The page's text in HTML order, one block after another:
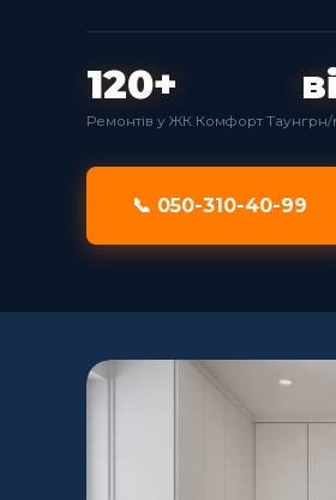
120+
Ремонтів у ЖК Комфорт Таунгрн/
📞 050-310-40-99